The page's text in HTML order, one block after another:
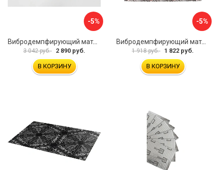
-5%
Вибродемпфирующий материал Шумофф Black Jack НФ-00001634
3 042 руб. 2 890 руб.
В КОРЗИНУ
-5%
Вибродемпфирующий материал Dreamcar DC-4M0-S070050P17
1 918 руб. 1 822 руб.
В КОРЗИНУ